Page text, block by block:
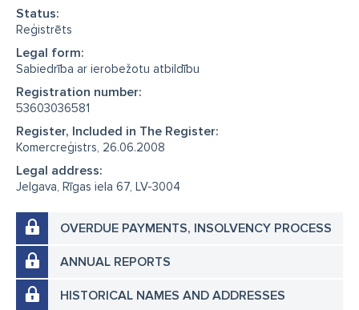
Status:
Reģistrēts
Legal form:
Sabiedrība ar ierobežotu atbildību
Registration number:
53603036581
Register, Included in The Register:
Komercreģistrs, 26.06.2008
Legal address:
Jelgava, Rīgas iela 67, LV-3004
OVERDUE PAYMENTS, INSOLVENCY PROCESS
ANNUAL REPORTS
HISTORICAL NAMES AND ADDRESSES